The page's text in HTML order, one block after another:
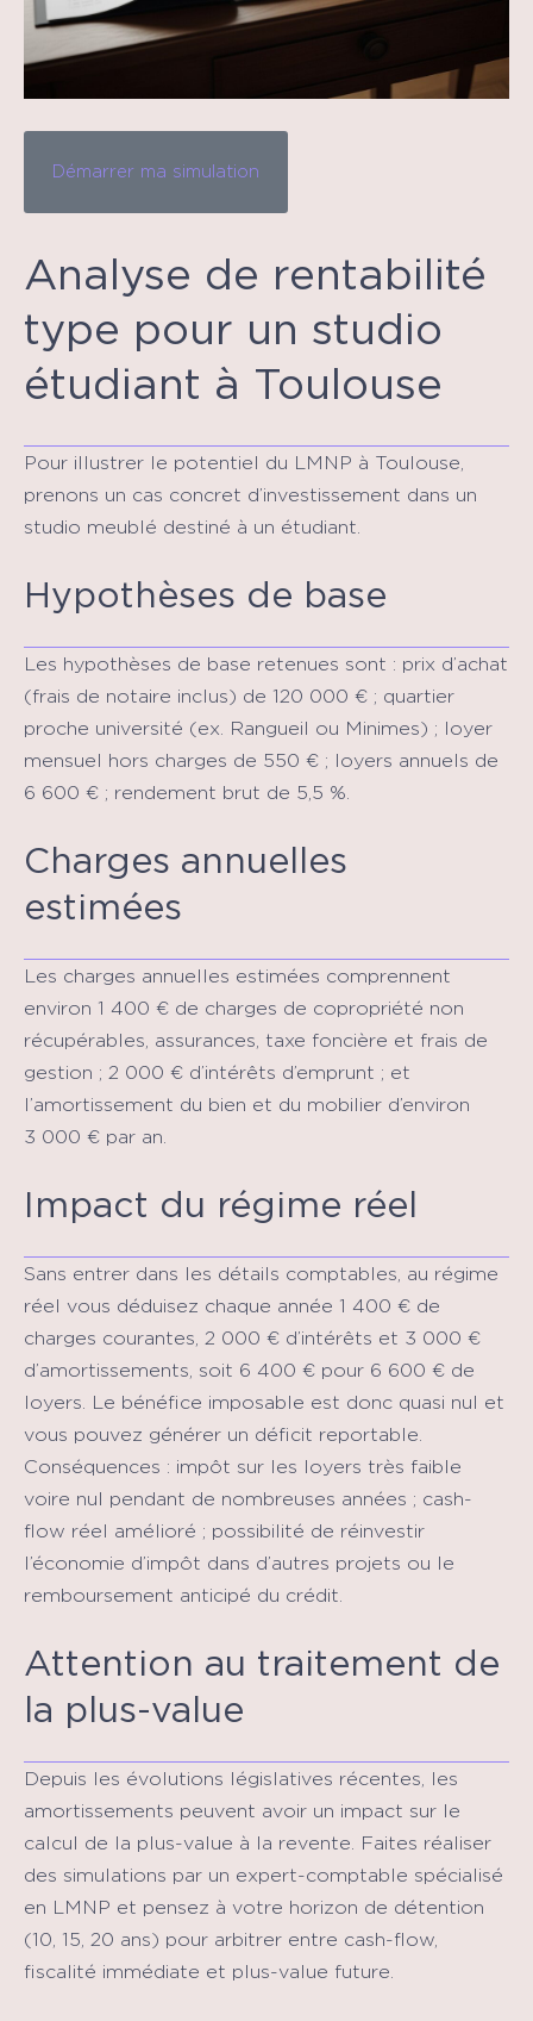
Démarrer ma simulation
Analyse de rentabilité
type pour un studio
étudiant à Toulouse
Pour illustrer le potentiel du LMNP à Toulouse,
prenons un cas concret d’investissement dans un
studio meublé destiné à un étudiant.
Hypothèses de base
Les hypothèses de base retenues sont : prix d’achat
(frais de notaire inclus) de 120 000 € ; quartier
proche université (ex. Rangueil ou Minimes) ; loyer
mensuel hors charges de 550 € ; loyers annuels de
6 600 € ; rendement brut de 5,5 %.
Charges annuelles
estimées
Les charges annuelles estimées comprennent
environ 1 400 € de charges de copropriété non
récupérables, assurances, taxe foncière et frais de
gestion ; 2 000 € d’intérêts d’emprunt ; et
l’amortissement du bien et du mobilier d’environ
3 000 € par an.
Impact du régime réel
Sans entrer dans les détails comptables, au régime
réel vous déduisez chaque année 1 400 € de
charges courantes, 2 000 € d’intérêts et 3 000 €
d’amortissements, soit 6 400 € pour 6 600 € de
loyers. Le bénéfice imposable est donc quasi nul et
vous pouvez générer un déficit reportable.
Conséquences : impôt sur les loyers très faible
voire nul pendant de nombreuses années ; cash-
flow réel amélioré ; possibilité de réinvestir
l’économie d’impôt dans d’autres projets ou le
remboursement anticipé du crédit.
Attention au traitement de
la plus-value
Depuis les évolutions législatives récentes, les
amortissements peuvent avoir un impact sur le
calcul de la plus-value à la revente. Faites réaliser
des simulations par un expert-comptable spécialisé
en LMNP et pensez à votre horizon de détention
(10, 15, 20 ans) pour arbitrer entre cash-flow,
fiscalité immédiate et plus-value future.